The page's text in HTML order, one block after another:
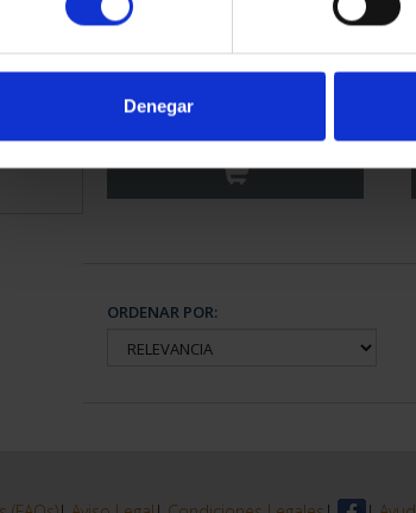
Denegar
CIUDADES PATRIMONIO III -
ORDENAR POR: